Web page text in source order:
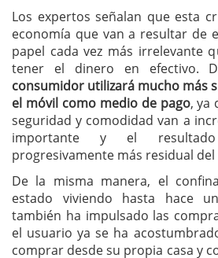
Los expertos señalan que esta
economía que van a resultar de
papel cada vez más irrelevante
tener el dinero en efectivo.
consumidor utilizará mucho más
el móvil como medio de pago, ya
seguridad y comodidad van a
importante y el
progresivamente más residual
De la misma manera, el
estado viviendo hasta hace
también ha impulsado las
el usuario ya se ha
comprar desde su propia casa y